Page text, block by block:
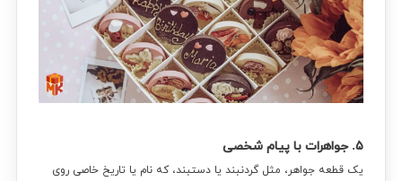
۵. جواهرات با پیام شخصی
یک قطعه جواهر، مثل گردنبند یا دستبند، که نام یا تاریخ خاصی روی